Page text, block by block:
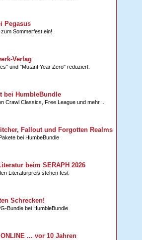
Pegasus
Sommerfest ein!
Verlag
und "Mutant Year Zero" reduziert.
bei HumbleBundle
Crawl Classics, Free League und mehr ...
Fallout und Forgotten Realms
bei HumbeBundle
beim SERAPH 2026
Literaturpreis stehen fest
Schrecken!
Bundle bei HumbleBundle
... vor 10 Jahren